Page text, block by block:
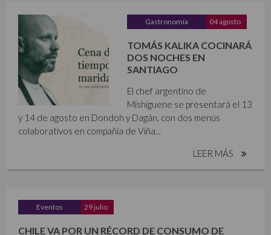
Gastronomía 04 agosto
TOMÁS KALIKA COCINARÁ
DOS NOCHES EN
SANTIAGO
El chef argentino de
Mishiguene se presentará el 13
y 14 de agosto en Dondoh y Dagán, con dos menús
colaborativos en compañía de Viña...
LEER MÁS
Eventos 29 julio
CHILE VA POR UN RÉCORD DE CONSUMO DE